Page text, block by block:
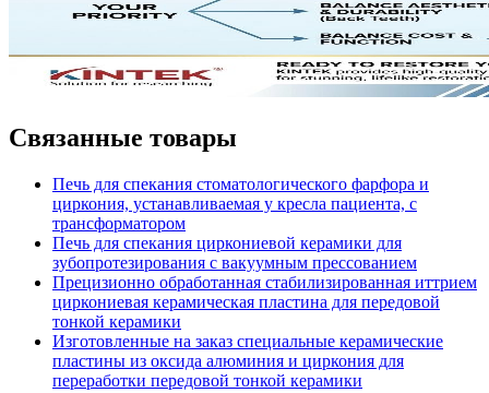
Связанные товары
Печь для спекания стоматологического фарфора и
циркония, устанавливаемая у кресла пациента, с
трансформатором
Печь для спекания циркониевой керамики для
зубопротезирования с вакуумным прессованием
Прецизионно обработанная стабилизированная иттрием
циркониевая керамическая пластина для передовой
тонкой керамики
Изготовленные на заказ специальные керамические
пластины из оксида алюминия и циркония для
переработки передовой тонкой керамики